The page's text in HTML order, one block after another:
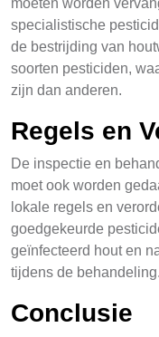
moeten worden
specialistische
de bestrijding van
soorten pesticiden,
zijn dan anderen.
Regels en
De inspectie en
moet ook worden
lokale regels en
goedgekeurde
geïnfecteerd hout en
tijdens de behandeling.
Conclusie